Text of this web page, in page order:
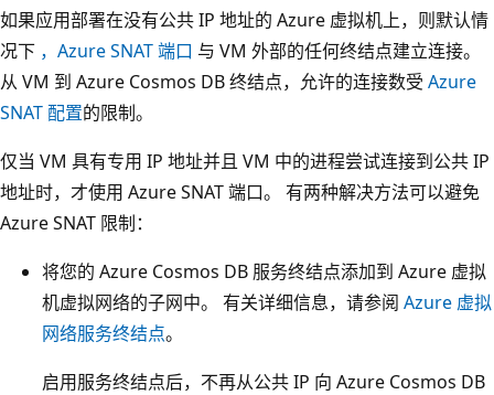
如果应用部署在没有公共 IP 地址的 Azure 虚拟机上，则默认情
况下 ，Azure SNAT 端口 与 VM 外部的任何终结点建立连接。
从 VM 到 Azure Cosmos DB 终结点，允许的连接数受 Azure
SNAT 配置的限制。
仅当 VM 具有专用 IP 地址并且 VM 中的进程尝试连接到公共 IP
地址时，才使用 Azure SNAT 端口。 有两种解决方法可以避免
Azure SNAT 限制：
将您的 Azure Cosmos DB 服务终结点添加到 Azure 虚拟
机虚拟网络的子网中。 有关详细信息，请参阅 Azure 虚拟
网络服务终结点。
启用服务终结点后，不再从公共 IP 向 Azure Cosmos DB